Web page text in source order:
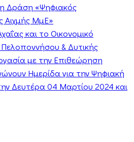
Δράση «Ψηφιακός
Αιχμής ΜμΕ»
και το Οικονομικό
& Δυτικής
με την Επιθεώρηση
Ημερίδα για την Ψηφιακή
Δευτέρα 04 Μαρτίου 2024 και